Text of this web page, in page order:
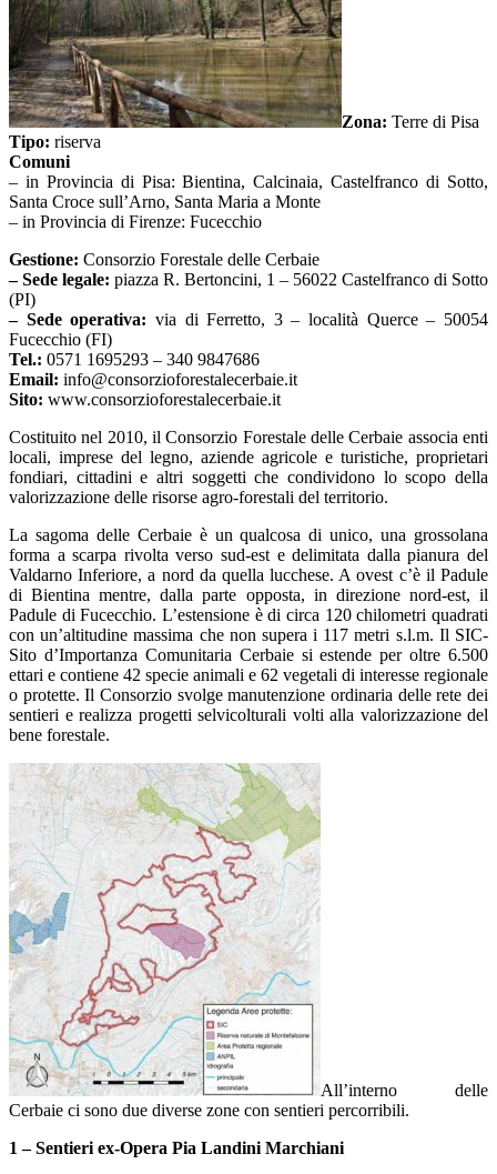
Zona: Terre di Pisa
Tipo: riserva
Comuni
– in Provincia di Pisa: Bientina, Calcinaia, Castelfranco di Sotto,
Santa Croce sull’Arno, Santa Maria a Monte
– in Provincia di Firenze: Fucecchio
Gestione: Consorzio Forestale delle Cerbaie
– Sede legale: piazza R. Bertoncini, 1 – 56022 Castelfranco di Sotto
(PI)
– Sede operativa: via di Ferretto, 3 – località Querce – 50054
Fucecchio (FI)
Tel.: 0571 1695293 – 340 9847686
Email: info@consorzioforestalecerbaie.it
Sito: www.consorzioforestalecerbaie.it
Costituito nel 2010, il Consorzio Forestale delle Cerbaie associa enti
locali, imprese del legno, aziende agricole e turistiche, proprietari
fondiari, cittadini e altri soggetti che condividono lo scopo della
valorizzazione delle risorse agro-forestali del territorio.
La sagoma delle Cerbaie è un qualcosa di unico, una grossolana
forma a scarpa rivolta verso sud-est e delimitata dalla pianura del
Valdarno Inferiore, a nord da quella lucchese. A ovest c’è il Padule
di Bientina mentre, dalla parte opposta, in direzione nord-est, il
Padule di Fucecchio. L’estensione è di circa 120 chilometri quadrati
con un’altitudine massima che non supera i 117 metri s.l.m. Il SIC-
Sito d’Importanza Comunitaria Cerbaie si estende per oltre 6.500
ettari e contiene 42 specie animali e 62 vegetali di interesse regionale
o protette. Il Consorzio svolge manutenzione ordinaria delle rete dei
sentieri e realizza progetti selvicolturali volti alla valorizzazione del
bene forestale.
All’interno delle
Cerbaie ci sono due diverse zone con sentieri percorribili.
1 – Sentieri ex-Opera Pia Landini Marchiani